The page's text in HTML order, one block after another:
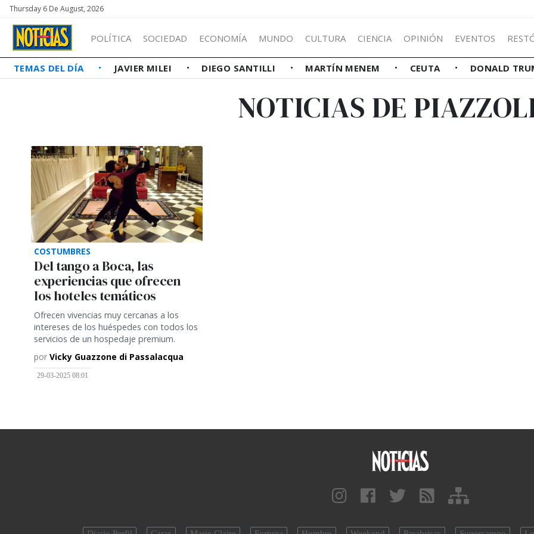
Thursday 6 De August, 2026
POLÍTICA SOCIEDAD ECONOMÍA MUNDO CULTURA CIENCIA OPINIÓN EVENTOS
TEMAS DEL DÍA JAVIER MILEI DIEGO SANTILLI MARTÍN MENEM CEUTA DONALD
NOTICIAS DE
COSTUMBRES
Del tango a Boca, las
experiencias que ofrecen
los hoteles temáticos
Ofrecen vivencias muy cercanas a los
intereses de los huéspedes con todos los
servicios de un hospedaje premium.
por Vicky Guazzone di Passalacqua
29-03-2025 08:01